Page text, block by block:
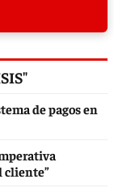
de pagos en
cliente”